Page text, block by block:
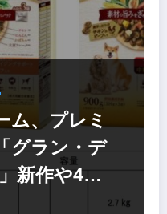
ム、プレミ
グラン・デ
新作や40
元気」な